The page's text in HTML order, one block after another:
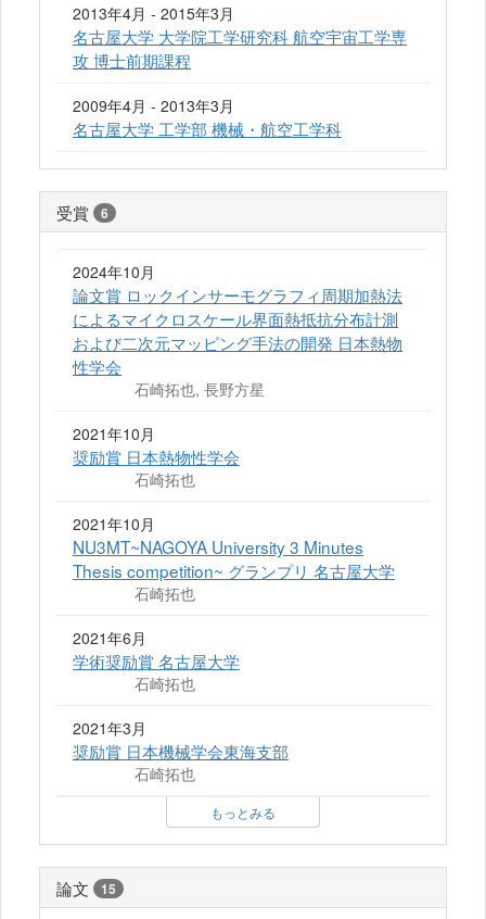
2013年4月 - 2015年3月
名古屋大学 大学院工学研究科 航空宇宙工学専
攻 博士前期課程
2009年4月 - 2013年3月
名古屋大学 工学部 機械・航空工学科
受賞 6
2024年10月
論文賞 ロックインサーモグラフィ周期加熱法
によるマイクロスケール界面熱抵抗分布計測
および二次元マッピング手法の開発 日本熱物
性学会
石崎拓也, 長野方星
2021年10月
奨励賞 日本熱物性学会
石崎拓也
2021年10月
NU3MT~NAGOYA University 3 Minutes
Thesis competition~ グランプリ 名古屋大学
石崎拓也
2021年6月
学術奨励賞 名古屋大学
石崎拓也
2021年3月
奨励賞 日本機械学会東海支部
石崎拓也
もっとみる
論文 15